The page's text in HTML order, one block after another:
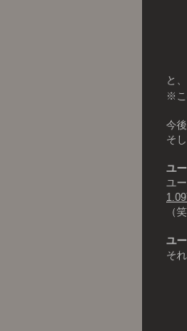
と
※こ
今
そし
ユ
ユ
（
ユ
そ